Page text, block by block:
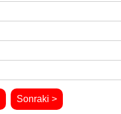
Sonraki >